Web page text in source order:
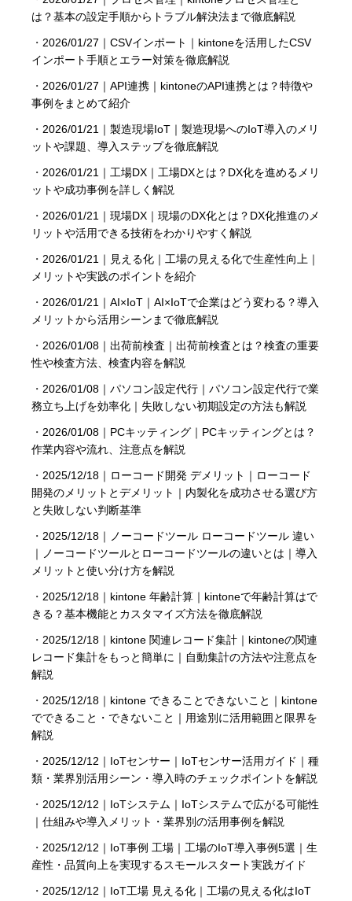
は？基本の設定手順からトラブル解決法まで徹底解説
・ 2026/01/27｜CSVインポート｜kintoneを活用したCSV
インポート手順とエラー対策を徹底解説
・ 2026/01/27｜API連携｜kintoneのAPI連携とは？特徴
事例をまとめて紹介
・ 2026/01/21｜製造現場IoT｜製造現場へのIoT導入のメリ
ットや課題、導入ステップを徹底解説
・ 2026/01/21｜工場DX｜工場DXとは？DX化を進めるメリ
ットや成功事例を詳しく解説
・ 2026/01/21｜現場DX｜現場のDX化とは？DX化推進のメ
リットや活用できる技術をわかりやすく解説
・ 2026/01/21｜見える化｜工場の見える化で生産性向上｜
メリットや実践のポイントを紹介
・ 2026/01/21｜AI×IoT｜AI×IoTで企業はどう変わる？導入
メリットから活用シーンまで徹底解説
・ 2026/01/08｜出荷前検査｜出荷前検査とは？検査の重要
性や検査方法、検査内容を解説
・ 2026/01/08｜パソコン設定代行｜パソコン設定代行で業
務立ち上げを効率化｜失敗しない初期設定の方法も解説
・ 2026/01/08｜PCキッティング｜PCキッティングとは？
作業内容や流れ、注意点を解説
・ 2025/12/18｜ローコード開発 デメリット｜ローコード
開発のメリットとデメリット｜内製化を成功させる選び方
と失敗しない判断基準
・ 2025/12/18｜ノーコードツール ローコードツール 違い
｜ノーコードツールとローコードツールの違いとは｜導入
メリットと使い分け方を解説
・ 2025/12/18｜kintone 年齢計算｜kintoneで年齢計算はで
きる？基本機能とカスタマイズ方法を徹底解説
・ 2025/12/18｜kintone 関連レコード集計｜kintoneの関連
レコード集計をもっと簡単に｜自動集計の方法や注意点を
解説
・ 2025/12/18｜kintone できることできないこと｜kintone
でできること・できないこと｜用途別に活用範囲と限界を
解説
・ 2025/12/12｜IoTセンサー｜IoTセンサー活用ガイド｜種
類・業界別活用シーン・導入時のチェックポイントを解説
・ 2025/12/12｜IoTシステム｜IoTシステムで広がる可能性
｜仕組みや導入メリット・業界別の活用事例を解説
・ 2025/12/12｜IoT事例 工場｜工場のIoT導入事例5選｜生
産性・品質向上を実現するスモールスタート実践ガイド
・ 2025/12/12｜IoT工場 見える化｜工場の見える化はIoT